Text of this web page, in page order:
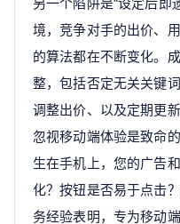
境，竞争对手的出价、
的算法都在不断变化。
整，包括否定无关关键
调整出价、以及定期更
忽视移动端体验是致命
生在手机上，您的广告
化？按钮是否易于点击
务经验表明，专为移动